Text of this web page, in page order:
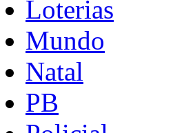
Loterias
Mundo
Natal
PB